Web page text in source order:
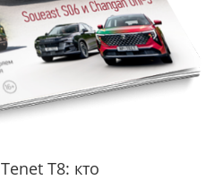
T8: кто